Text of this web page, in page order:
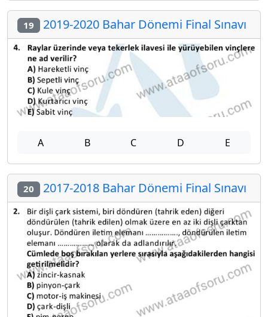
19 2019-2020 Bahar Dönemi Final Sınavı
A B C D E
20 2017-2018 Bahar Dönemi Final Sınavı